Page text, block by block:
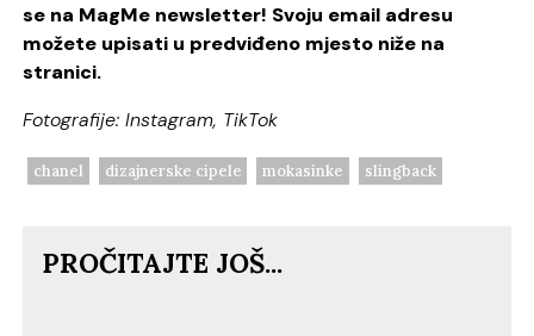
se na MagMe newsletter! Svoju email adresu
možete upisati u predviđeno mjesto niže na
stranici.
Fotografije: Instagram, TikTok
chanel dizajnerske cipele mokasinke slingback
PROČITAJTE JOŠ...